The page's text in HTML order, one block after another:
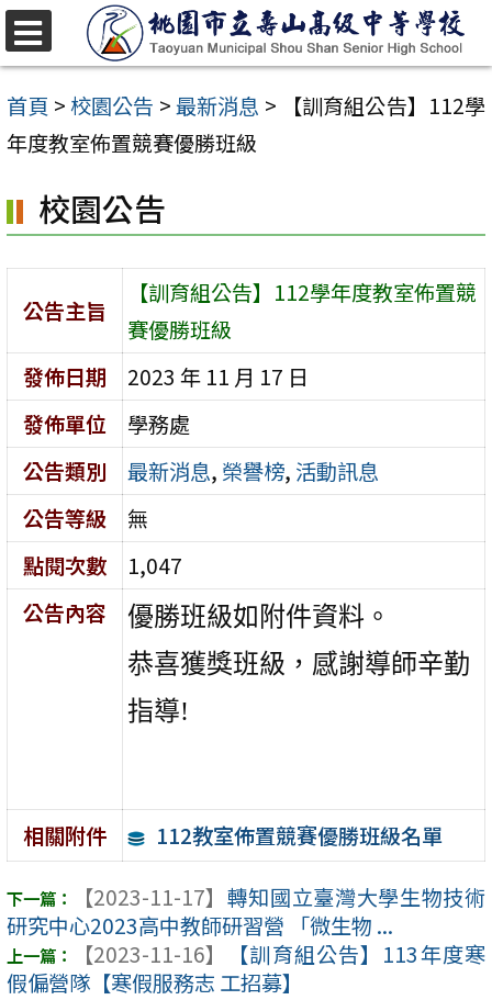
跳
至
主
要
容
區
首頁 >校園公告 >最新消息 >
【訓育組公告】112學
年度教室佈置競賽優勝班級
校園公告
公告主旨
【訓育組公告】112學年度教室佈置競
賽優勝班級
發佈日期
2023 年 11 月 17 日
發佈單位
學務處
公告類別
最新消息, 榮譽榜, 活動訊息
公告等級
無
點閱次數
1,047
公告內容
優勝班級如附件資料。
恭喜獲獎班級，感謝導師辛勤
指導!
相關附件 112教室佈置競賽優勝班級名單
【2023-11-17】 轉知國立臺灣大學生物技術
研究中心2023高中教師研習營 「微生物 ...
【2023-11-16】
【訓育組公告】113年度寒
假偏營隊【寒假服務志 工招募】
選
單